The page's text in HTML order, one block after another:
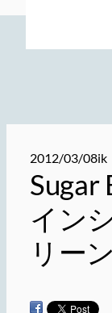
2012/03/08ik
Sugar
イン
リー